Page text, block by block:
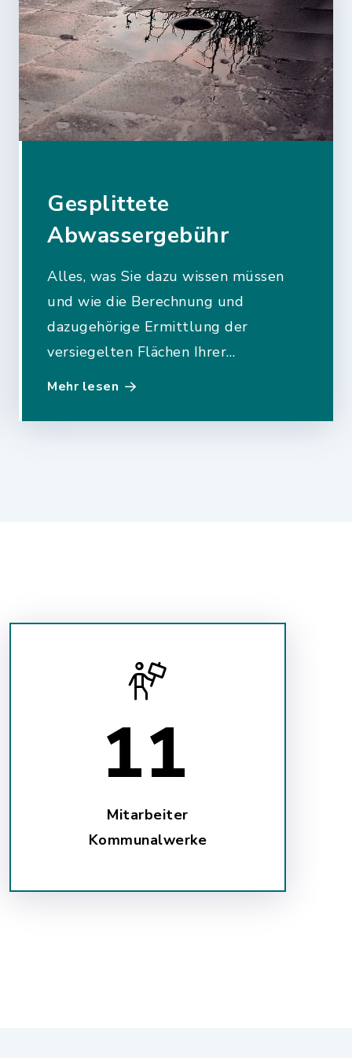
Gesplittete
Abwassergebühr
Alles, was Sie dazu wissen müssen
und wie die Berechnung und
dazugehörige Ermittlung der
versiegelten Flächen Ihrer
Mehr lesen
17
Mitarbeiter
Kommunalwerke